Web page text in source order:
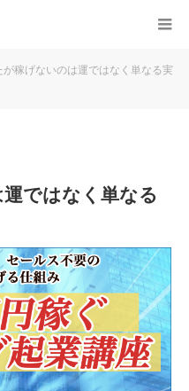
が稼げないのは運ではなく単なる実
ではなく単なる